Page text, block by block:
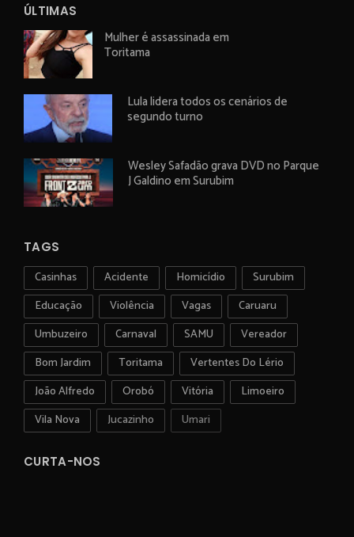
ÚLTIMAS
Mulher é assassinada em
Toritama
Lula lidera todos os cenários de
segundo turno
Wesley Safadão grava DVD no Parque
J Galdino em Surubim
TAGS
Casinhas Acidente Homicídio
Surubim
Educação
Violência Vagas
Caruaru
Umbuzeiro
Carnaval SAMU
Vereador
Bom Jardim
Toritama
Vertentes Do Lério
João Alfredo
Orobó Vitória
Limoeiro
Vila Nova
Jucazinho Umari
CURTA-NOS